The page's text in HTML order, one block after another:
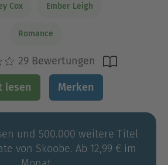
Cox Ember Leigh
Romance
29 Bewertungen
lesen Merken
und 500.000 weitere Titel
von Skoobe. Ab 12,99 € im